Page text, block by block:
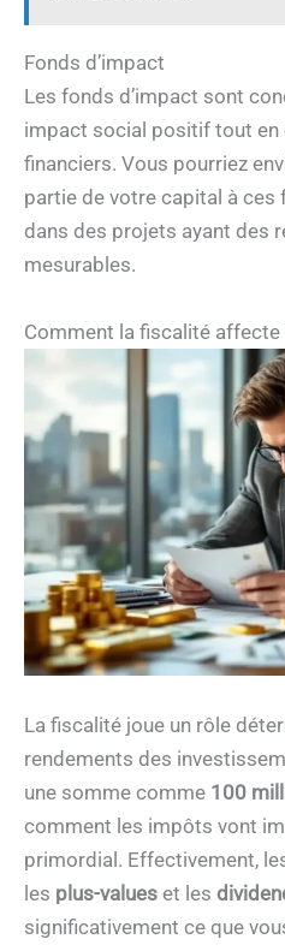
Fonds d’impact
Les fonds d’impact sont
impact social positif tout
financiers. Vous pourriez
partie de votre capital à ces
dans des projets ayant des
mesurables.
Comment la fiscalité
La fiscalité joue un rôle
rendements des
une somme comme 100
comment les impôts vont
primordial. Effectivement,
les plus-values et les
significativement ce que